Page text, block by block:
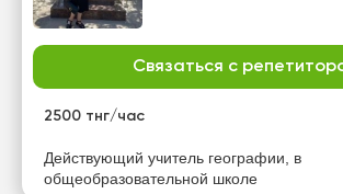
Связаться с
2500 тнг/час
Действующий учитель географии, в
общеобразовательной школе
пн
вт
Нет
свободных
Нет
свободных
Нет